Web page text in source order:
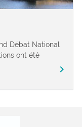
Débat National
ont été
chevron_right